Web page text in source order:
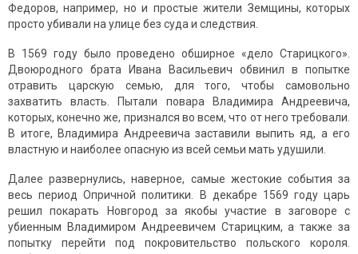
Федоров, например, но и простые жители Земщины, которых
просто убивали на улице без суда и следствия.
В 1569 году было проведено обширное «дело Старицкого».
Двоюродного брата Ивана Васильевич обвинил в попытке
отравить царскую семью, для того, чтобы самовольно
захватить власть. Пытали повара Владимира Андреевича,
которых, конечно же, признался во всем, что от него требовали.
В итоге, Владимира Андреевича заставили выпить яд, а его
властную и наиболее опасную из всей семьи мать удушили.
Далее развернулись, наверное, самые жестокие события за
весь период Опричной политики. В декабре 1569 году царь
решил покарать Новгород за якобы участие в заговоре с
убиенным Владимиром Андреевичем Старицким, а также за
попытку перейти под покровительство польского короля.